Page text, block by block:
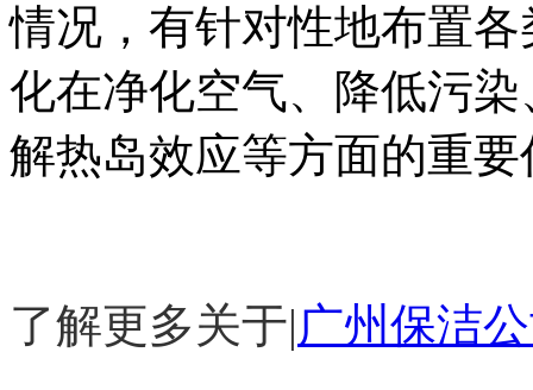
情况，有针对性地布置
化在净化空气、降低污
解热岛效应等方面的重要
了解更多关于|广州保洁